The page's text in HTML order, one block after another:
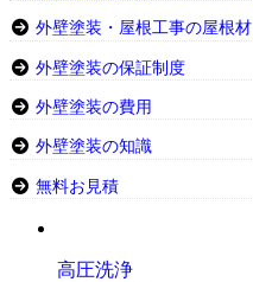
外壁塗装・屋根工事の屋根材
外壁塗装の保証制度
外壁塗装の費用
外壁塗装の知識
無料お見積
高圧洗浄